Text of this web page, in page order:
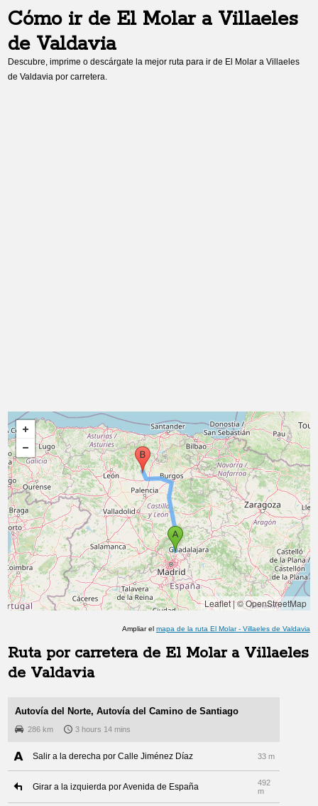
Cómo ir de El Molara Villaeles
de Valdavia
Descubre, imprime o descárgate la mejor ruta para ir de El Molar aVillaeles
de Valdavia por carretera.
Leaflet|© OpenStreetMap
Ampliar el mapa de la ruta El Molar- Villaeles de Valdavia
Ruta por carretera de El Molara Villaeles
de Valdavia
Autovía del Norte, Autovía del Camino de Santiago
286 km 3 hours 14 mins
Salir a la derecha por Calle Jiménez Díaz 33 m
Girar a la izquierda por Avenida de España
492
m